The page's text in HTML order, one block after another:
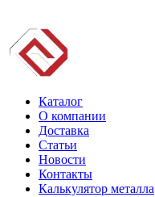
Каталог
О компании
Доставка
Статьи
Новости
Контакты
Калькулятор металла